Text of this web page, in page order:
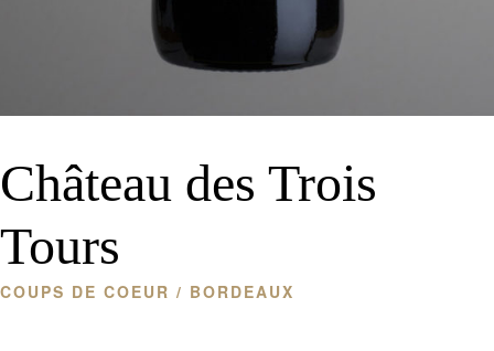
Château des Trois
Tours
COUPS DE COEUR / BORDEAUX